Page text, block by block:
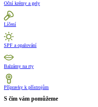
Oční krémy a gely
Líčení
SPF a opalování
Balzámy na rty
Přípravky k přístrojům
S čím vám pomůžeme